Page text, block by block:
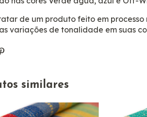
de um produto feito em
variações de tonalidade em suas
similares